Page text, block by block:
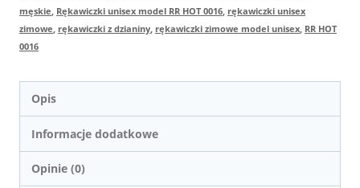
męskie Rękawiczki unisex model RR HOT 0016 rękawiczki unisex
zimowe rękawiczki z dzianiny rękawiczki zimowe model unisex RR HOT
0016
Opis
Informacje dodatkowe
Opinie (0)